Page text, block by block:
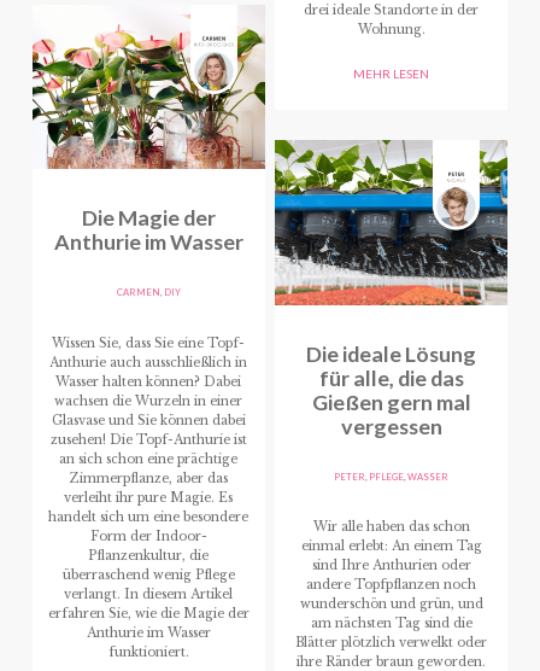
Die Magie der
Anthurie im Wasser
CARMEN, DIY
Wissen Sie, dass Sie eine Topf-
Anthurie auch ausschließlich in
Wasser halten können? Dabei
wachsen die Wurzeln in einer
Glasvase und Sie können dabei
zusehen! Die Topf-Anthurie ist
an sich schon eine prächtige
Zimmerpflanze, aber das
verleiht ihr pure Magie. Es
handelt sich um eine besondere
Form der Indoor-
Pflanzenkultur, die
überraschend wenig Pflege
verlangt. In diesem Artikel
erfahren Sie, wie die Magie der
Anthurie im Wasser
funktioniert.
drei ideale Standorte in der
Wohnung.
MEHR LESEN
Die ideale Lösung
für alle, die das
Gießen gern mal
vergessen
PETER PFLEGE ,WASSER
Wir alle haben das schon
einmal erlebt: An einem Tag
sind Ihre Anthurien oder
andere Topfpflanzen noch
wunderschön und grün, und
am nächsten Tag sind die
Blätter plötzlich verwelkt oder
ihre Ränder braun geworden.